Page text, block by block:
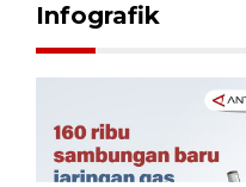
Infografik